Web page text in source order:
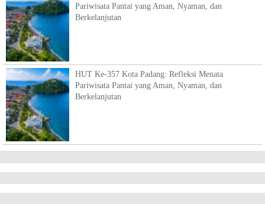
Pariwisata Pantai yang Aman, Nyaman, dan
Berkelanjutan
HUT Ke-357 Kota Padang: Refleksi Menata
Pariwisata Pantai yang Aman, Nyaman, dan
Berkelanjutan